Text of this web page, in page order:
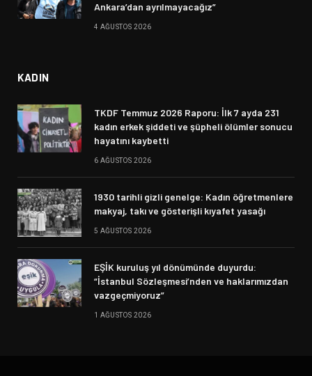
Ankara’dan ayrılmayacağız”
4 AĞUSTOS 2026
KADIN
TKDF Temmuz 2026 Raporu: İlk 7 ayda 231
kadın erkek şiddeti ve şüpheli ölümler sonucu
hayatını kaybetti
6 AĞUSTOS 2026
1930 tarihli gizli genelge: Kadın öğretmenlere
makyaj, takı ve gösterişli kıyafet yasağı
5 AĞUSTOS 2026
EŞİK kuruluş yıl dönümünde duyurdu:
“İstanbul Sözleşmesi’nden ve haklarımızdan
vazgeçmiyoruz”
1 AĞUSTOS 2026